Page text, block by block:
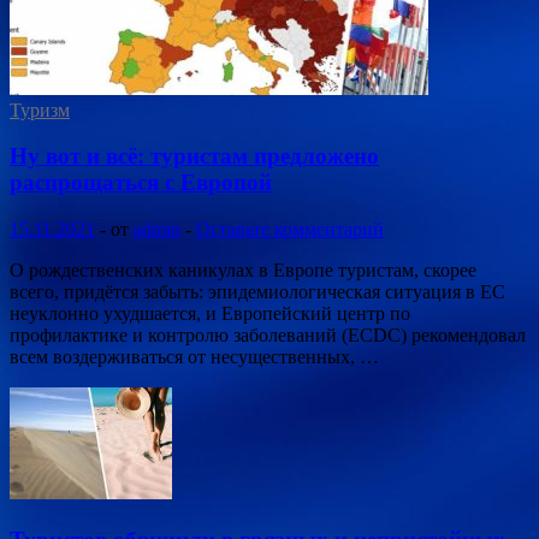
Туризм
Ну вот и всё: туристам предложено
распрощаться с Европой
15.11.2021 - от admin - Оставьте комментарий
О рождественских каникулах в Европе туристам, скорее
всего, придётся забыть: эпидемиологическая ситуация в ЕС
неуклонно ухудшается, и Европейский центр по
профилактике и контролю заболеваний (ECDC) рекомендовал
всем воздерживаться от несущественных, …